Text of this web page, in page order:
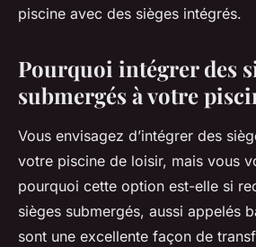
piscine avec des sièges intégrés.
Pourquoi intégrer des
submergés à votre
Vous envisagez d’intégrer des
votre piscine de loisir, mais vous
pourquoi cette option est-elle si
sièges submergés, aussi appelés
sont une excellente façon de